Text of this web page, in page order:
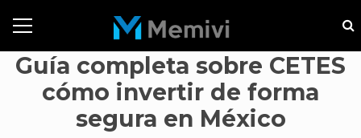
Guía completa sobre CETES
cómo invertir de forma
segura en México